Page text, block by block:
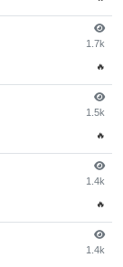
1.7k
🔥
1.5k
🔥
1.4k
🔥
1.4k